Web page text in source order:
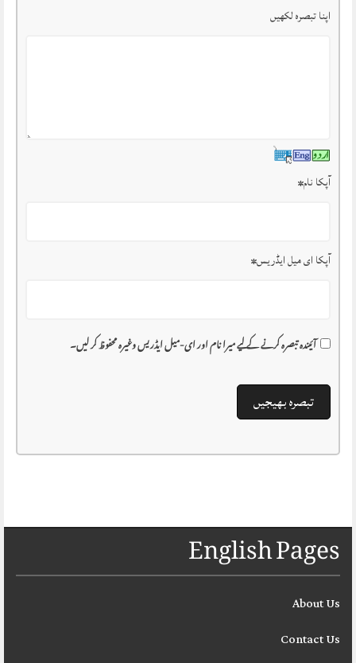
اپنا تبصرہ لکھیں
آپکا نام*
آپکا ای میل ایڈریس*
آئیندہ تبصرہ کرنے کے لیے میرا نام اور ای-میل ایڈریس وغیرہ محفوظ کر لیں۔
English Pages
About Us
Contact Us